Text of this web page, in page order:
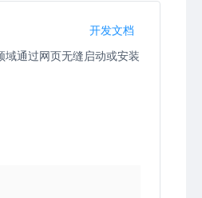
开发文档
通过网页无缝启动或安装